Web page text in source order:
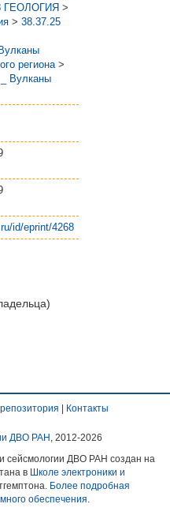
ГЕОЛОГИЯ >
> 38.37.25
региона >
_ Вулканы
id/eprint/4268
| Контакты
ДВО РАН , 2012-2026
сейсмологии ДВО РАН создан на
в Школе электроники и
Более подробная
обеспечения